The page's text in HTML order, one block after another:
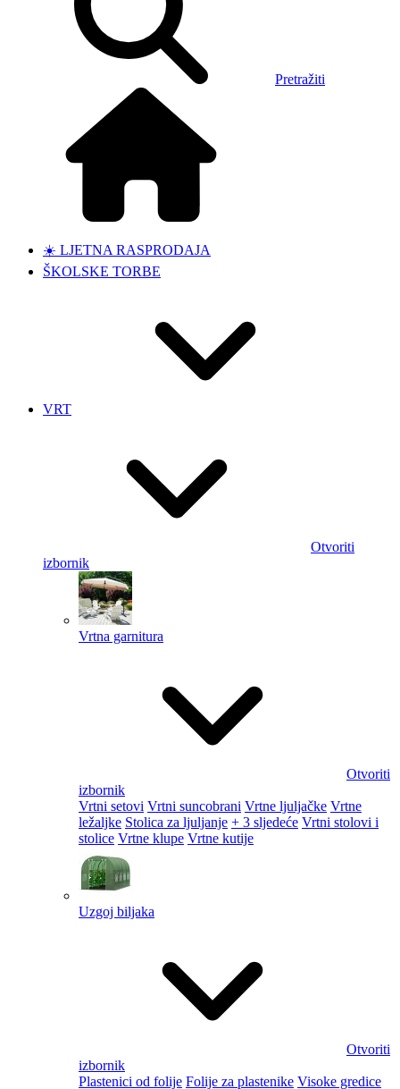
Pretražiti
☀️ LJETNA RASPRODAJA
ŠKOLSKE TORBE
VRT
Otvoriti
izbornik
Vrtna garnitura
Otvoriti
izbornik
Vrtni setovi Vrtni suncobrani Vrtne ljuljačke Vrtne
ležaljke Stolica za ljuljanje + 3 sljedeće Vrtni stolovi i
stolice Vrtne klupe Vrtne kutije
Uzgoj biljaka
Otvoriti
izbornik
Plastenici od folije Folije za plastenike Visoke gredice